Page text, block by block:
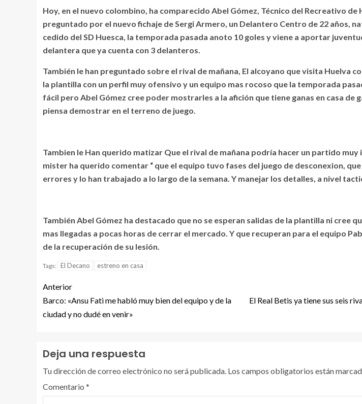
Hoy, en el nuevo colombino, ha comparecido Abel Gómez, Técnico del Recreativo de
preguntado por el nuevo fichaje de Sergi Armero, un Delantero Centro de 22 años,
cedido del SD Huesca, la temporada pasada anoto 10 goles y viene a aportar
delantera que ya cuenta con 3 delanteros.
También le han preguntado sobre el rival de mañana, El alcoyano que visita Huelva
la plantilla con un perfil muy ofensivo y un equipo mas rocoso que la temporada
fácil pero Abel Gómez cree poder mostrarles a la afición que tiene ganas en casa de
piensa demostrar en el terreno de juego.
Tambien le Han querido matizar Que el rival de mañana podría hacer un partido muy
mister ha querido comentar “ que el equipo tuvo fases del juego de desconexion,
errores y lo han trabajado a lo largo de la semana. Y manejar los detalles, a nivel
También Abel Gómez ha destacado que no se esperan salidas de la plantilla ni cree
mas llegadas a pocas horas de cerrar el mercado. Y que recuperan para el equipo
de la recuperación de su lesión.
Tags: El Decano estreno en casa
Anterior
Barco: «Ansu Fati me habló muy bien del equipo y de la
ciudad y no dudé en venir»
El Real Betis ya tiene sus seis
Deja una respuesta
Tu dirección de correo electrónico no será publicada. Los campos obligatorios están
Comentario *